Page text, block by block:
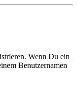
Wenn Du ein
Benutzernamen